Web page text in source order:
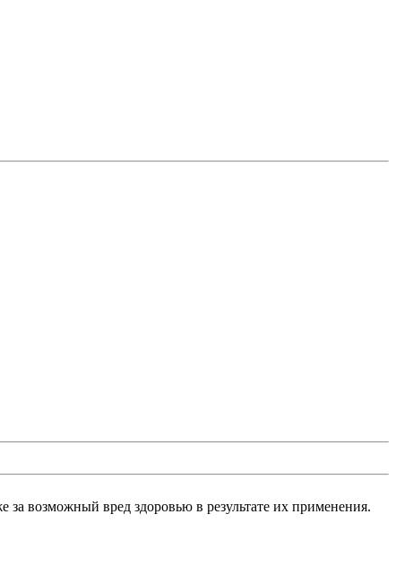
возможный вред здоровью в результате их применения.